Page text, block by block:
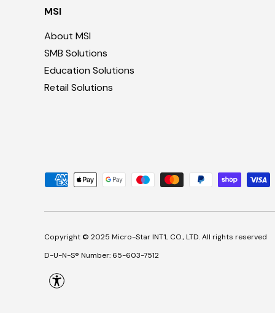
MSI
About MSI
SMB Solutions
Education Solutions
Retail Solutions
Payment methods accepted
Copyright © 2025 Micro-Star INT'L CO., LTD. All rights reserved
D-U-N-S® Number: 65-603-7512